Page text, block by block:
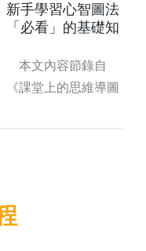
新手學習心智圖法
「必看」的基礎知
本文內容節錄自
《課堂上的思維導圖